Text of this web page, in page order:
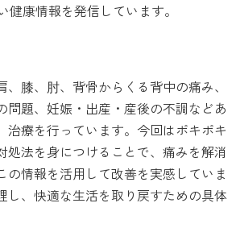
健康情報を発信しています。
膝、肘、背骨からくる背中の痛み、
題、妊娠・出産・産後の不調などあ
療を行っています。今回はポキポキ
法を身につけることで、痛みを解消
情報を活用して改善を実感していま
、快適な生活を取り戻すための具体